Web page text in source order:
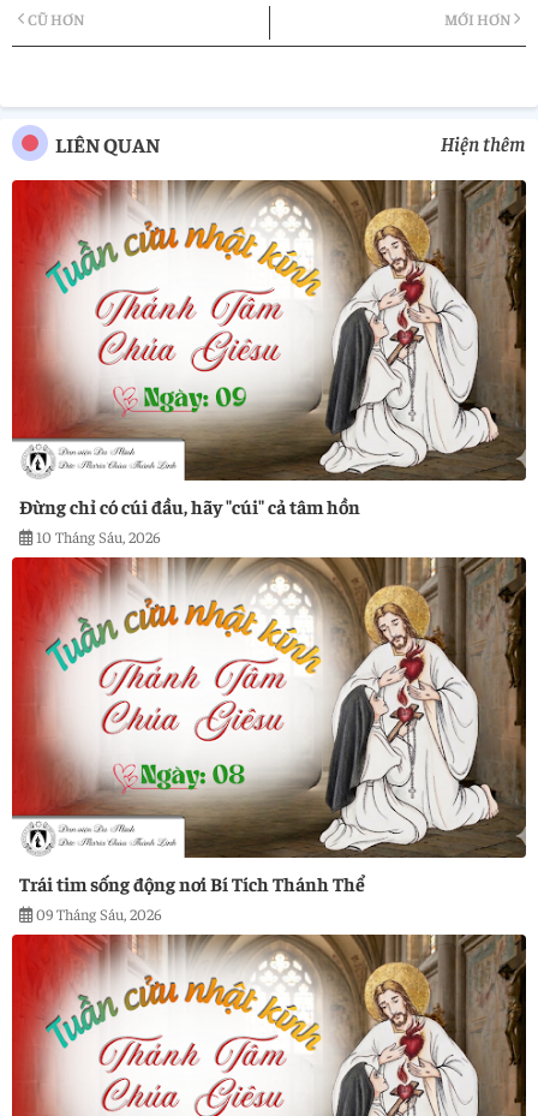
MỚI HƠN
CŨ HƠN
LIÊN QUAN Hiện thêm
Đừng chỉ có cúi đầu, hãy "cúi" cả tâm hồn
10 Tháng Sáu, 2026
Trái tim sống động nơi Bí Tích Thánh Thể
09 Tháng Sáu, 2026